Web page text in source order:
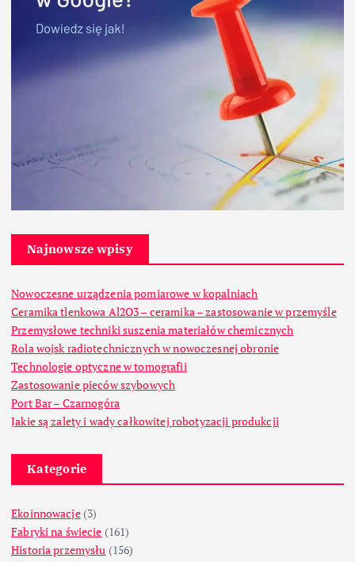
Najnowsze wpisy
Nowoczesne urządzenia pomiarowe w kopalniach
Ceramika tlenkowa Al2O3 – ceramika – zastosowanie w przemyśle
Przemysłowe techniki suszenia materiałów chemicznych
Rola wojsk radiotechnicznych w nowoczesnej obronie
Technologie optyczne w tomografii
Zastosowanie pieców szybowych
Port Bar – Czarnogóra
Jakie są zalety i wady całkowitej robotyzacji produkcji
Kategorie
Ekoinnowacje(3)
Fabryki na świecie (161)
Historia przemysłu (156)